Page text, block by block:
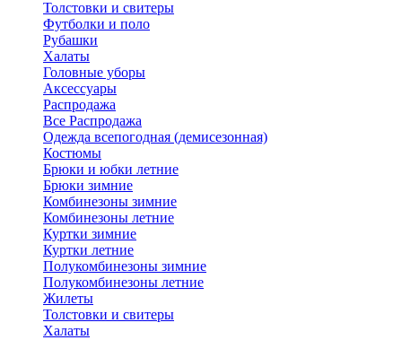
Толстовки и свитеры
Футболки и поло
Рубашки
Халаты
Головные уборы
Аксессуары
Распродажа
Все Распродажа
Одежда всепогодная (демисезонная)
Костюмы
Брюки и юбки летние
Брюки зимние
Комбинезоны зимние
Комбинезоны летние
Куртки зимние
Куртки летние
Полукомбинезоны зимние
Полукомбинезоны летние
Жилеты
Толстовки и свитеры
Халаты